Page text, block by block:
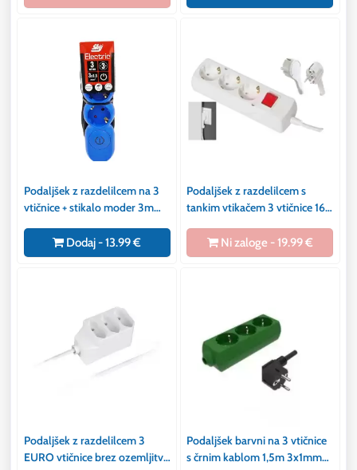
Podaljšek z razdelilcem na 3
vtičnice + stikalo moder 3m
Dodaj - 13.99 €
Podaljšek z razdelilcem s
tankim vtikačem 3 vtičnice 16A
Ni zaloge - 19.99 €
Podaljšek z razdelilcem 3
EURO vtičnice brez ozemljitve
Podaljšek barvni na 3 vtičnice
s črnim kablom 1,5m 3x1mm